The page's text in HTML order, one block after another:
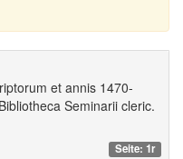
et annis 1470-
Seminarii cleric.
Seite: 1r